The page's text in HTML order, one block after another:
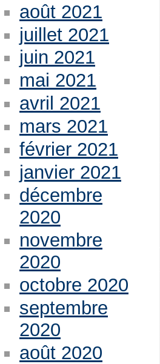
août 2021
juillet 2021
juin 2021
mai 2021
avril 2021
mars 2021
février 2021
janvier 2021
décembre
2020
novembre
2020
octobre 2020
septembre
2020
août 2020